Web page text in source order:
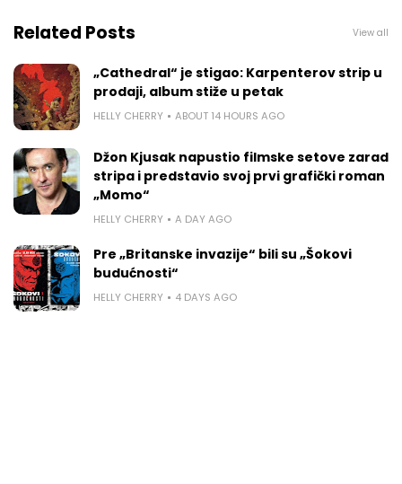
Related Posts View all
„Cathedral“ je stigao: Karpenterov strip u
prodaji, album stiže u petak
HELLY CHERRY ABOUT 14 HOURS AGO
Džon Kjusak napustio filmske setove zarad
stripa i predstavio svoj prvi grafički roman
„Momo“
HELLY CHERRY A DAY AGO
Pre „Britanske invazije“ bili su „Šokovi
budućnosti“
HELLY CHERRY 4 DAYS AGO